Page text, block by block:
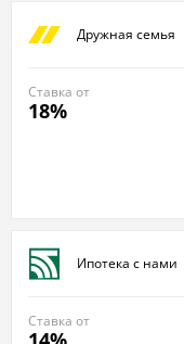
Дружная семья
18%
Ставка от
Ипотека с нами
Ставка от